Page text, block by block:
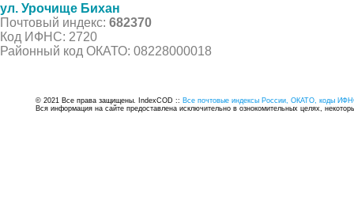
ул. Урочище Бихан
Почтовый индекс: 682370
Код ИФНС: 2720
Районный код ОКАТО: 08228000018
© 2021 Все права защищены. IndexCOD :: Все почтовые индексы России, ОКАТО, коды
Вся информация на сайте предоставлена исключительно в ознокомительных целях,